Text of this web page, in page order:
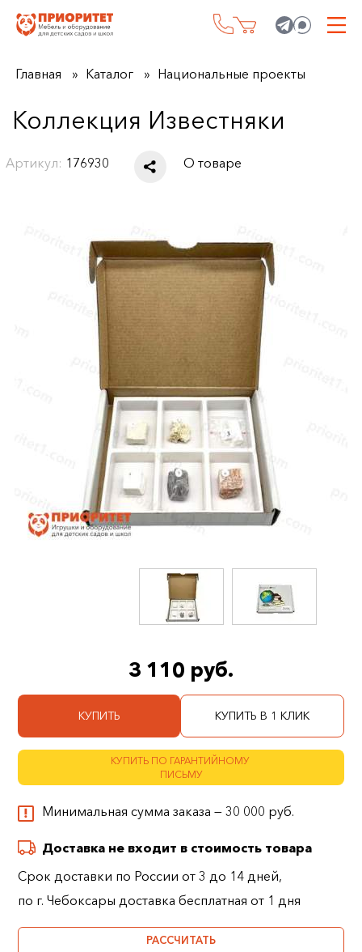
Главная Каталог Национальные проекты
Коллекция Известняки
Артикул: 176930 О товаре
3 110 руб.
КУПИТЬ КУПИТЬ В 1 КЛИК
КУПИТЬ ПО ГАРАНТИЙНОМУ
ПИСЬМУ
Минимальная сумма заказа — 30 000 руб.
Доставка не входит в стоимость товара
Срок доставки по России от 3 до 14 дней,
по г. Чебоксары доставка бесплатная от 1 дня
РАССЧИТАТЬ